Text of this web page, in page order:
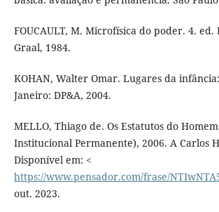
FOUCAULT, M. Microfísica do poder. 4. ed.
Graal, 1984.
KOHAN, Walter Omar. Lugares da
Janeiro: DP&A, 2004.
MELLO, Thiago de. Os Estatutos do
Institucional Permanente), 2006. A Carlos
Disponível em: <
https://www.pensador.com/frase/
out. 2023.